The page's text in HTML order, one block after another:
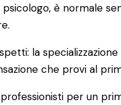
è normale
la
che provi al
per un